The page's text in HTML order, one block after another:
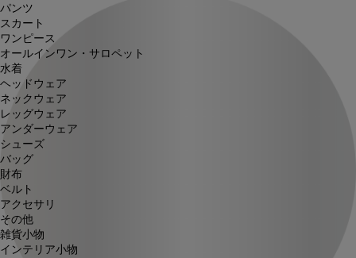
パンツ
スカート
ワンピース
オールインワン・サロペット
水着
ヘッドウェア
ネックウェア
レッグウェア
アンダーウェア
シューズ
バッグ
財布
ベルト
アクセサリ
その他
雑貨小物
インテリア小物